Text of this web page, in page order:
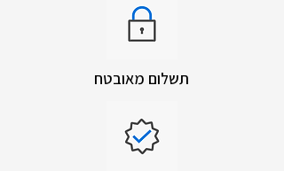
תשלום מאובטח